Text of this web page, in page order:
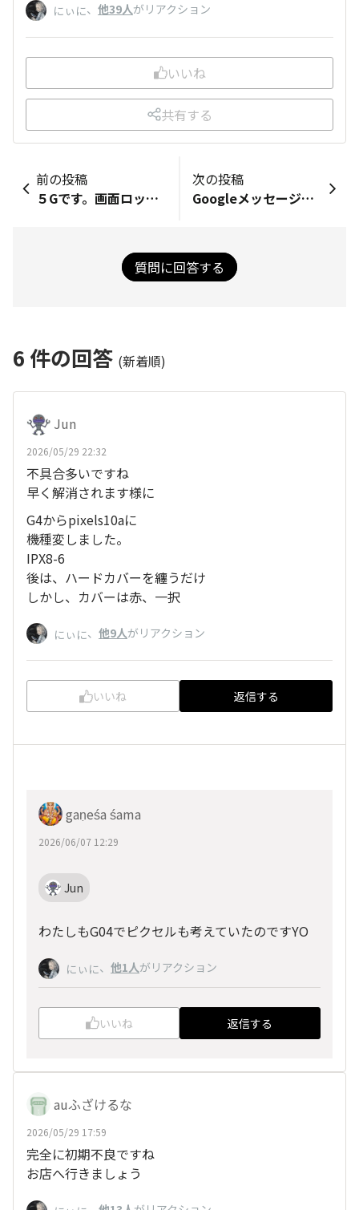
にぃに、 他39人がリアクション
いいね
共有する
前の投稿
５Gです。画面ロック解除出来なくて初期化したいのですが
次の投稿
Googleメッセージ +メッセージ
質問に回答する
6 件の回答 (新着順)
Jun
2026/05/29 22:32
不具合多いですね
早く解消されます様に
G4からpixels10aに
機種変しました。
IPX8-6
後は、ハードカバーを纏うだけ
しかし、カバーは赤、一択
にぃに、 他9人がリアクション
いいね 返信する
gaṇeśa śama
2026/06/07 12:29
Jun
わたしもG04でピクセルも考えていたのですYO
にぃに、 他1人がリアクション
いいね 返信する
auふざけるな
2026/05/29 17:59
完全に初期不良ですね
お店へ行きましょう